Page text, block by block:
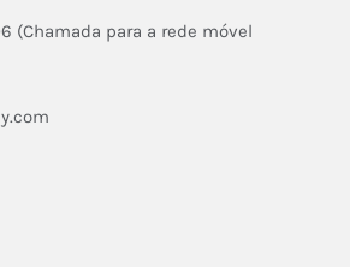
(Chamada para a rede móvel